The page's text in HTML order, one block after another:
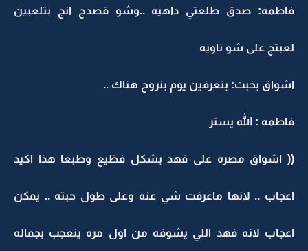
فاطمه: صدق طلعتي داهيه ..وشو قصدج انج بتلعبين
لعبتج على شو ناويه
اشواق بخبث: بتعرفين يوم بنروح هناك ..
فاطمه : الله يستر
(( اشواق مصره على فهد بشكل فظيع وطبعا هذا اكيد
اعجاب .. لانها ماعرفت شي عنه وعلى طول حبته .. يمكن
اعجاب لانه فهد اللي يشوفه من اول مره ينعجب بجماله